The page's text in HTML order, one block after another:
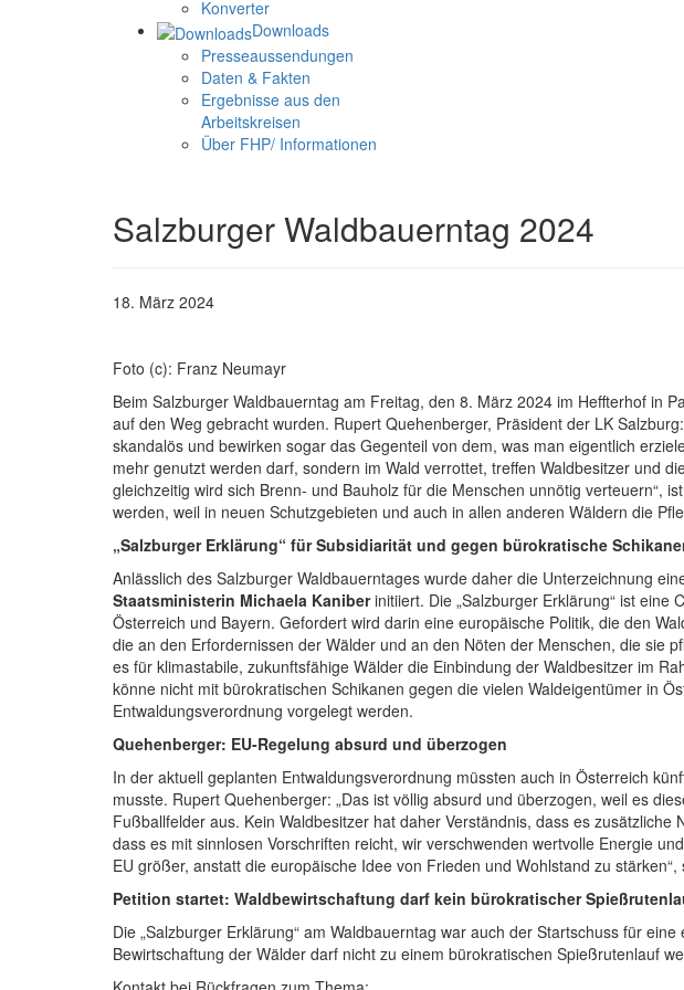
Konverter
Downloads
Presseaussendungen
Daten & Fakten
Ergebnisse aus den
Arbeitskreisen
Über FHP/ Informationen
Salzburger Waldbauerntag 2024
18. März 2024
Foto (c): Franz Neumayr
Beim Salzburger Waldbauerntag am Freitag, den 8. März 2024 im Heffterhof in
auf den Weg gebracht wurden. Rupert Quehenberger, Präsident der LK
skandalös und bewirken sogar das Gegenteil von dem, was man eigentlich
mehr genutzt werden darf, sondern im Wald verrottet, treffen Waldbesitzer und
gleichzeitig wird sich Brenn- und Bauholz für die Menschen unnötig verteuern“,
werden, weil in neuen Schutzgebieten und auch in allen anderen Wäldern die
„Salzburger Erklärung“ für Subsidiarität und gegen bürokratische
Anlässlich des Salzburger Waldbauerntages wurde daher die Unterzeichnung
Staatsministerin Michaela Kaniberinitiiert. Die „Salzburger Erklärung“ ist eine
Österreich und Bayern. Gefordert wird darin eine europäische Politik, die den
die an den Erfordernissen der Wälder und an den Nöten der Menschen, die sie
es für klimastabile, zukunftsfähige Wälder die Einbindung der Waldbesitzer im
könne nicht mit bürokratischen Schikanen gegen die vielen Waldeigentümer in
Entwaldungsverordnung vorgelegt werden.
Quehenberger: EU-Regelung absurd und überzogen
In der aktuell geplanten Entwaldungsverordnung müssten auch in Österreich
musste. Rupert Quehenberger: „Das ist völlig absurd und überzogen, weil es
Fußballfelder aus. Kein Waldbesitzer hat daher Verständnis, dass es
dass es mit sinnlosen Vorschriften reicht, wir verschwenden wertvolle Energie
EU größer, anstatt die europäische Idee von Frieden und Wohlstand zu stärken“,
Petition startet: Waldbewirtschaftung darf kein bürokratischer
Die „Salzburger Erklärung“ am Waldbauerntag war auch der Startschuss für
Bewirtschaftung der Wälder darf nicht zu einem bürokratischen Spießrutenlauf